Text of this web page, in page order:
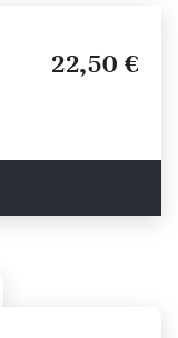
22,50 €